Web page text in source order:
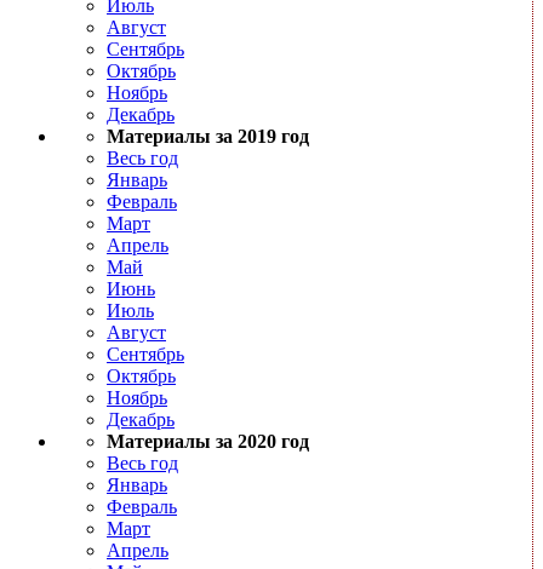
Июль
Август
Сентябрь
Октябрь
Ноябрь
Декабрь
Материалы за 2019 год
Весь год
Январь
Февраль
Март
Апрель
Май
Июнь
Июль
Август
Сентябрь
Октябрь
Ноябрь
Декабрь
Материалы за 2020 год
Весь год
Январь
Февраль
Март
Апрель